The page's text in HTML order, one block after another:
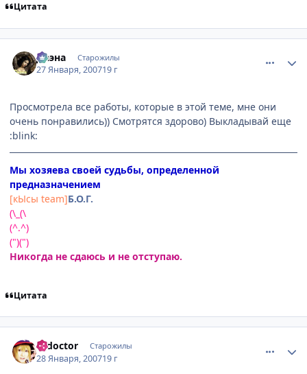
Цитата
Даэна Старожилы
27 Января, 200719 г
Просмотрела все работы, которые в этой теме, мне они
очень понравились)) Смотрятся здорово) Выкладывай еще
:blink:
Мы хозяева своей судьбы, определенной
предназначением
[кЫсы team]Б.О.Г.
(\_(\
(^.^)
(")(")
Никогда не сдаюсь и не отступаю.
Цитата
k_doctor Старожилы
28 Января, 200719 г